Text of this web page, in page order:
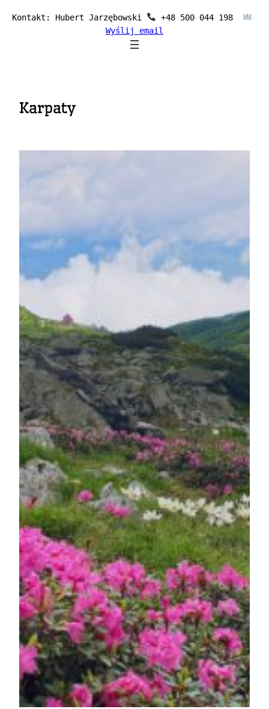
Przejdź
Kontakt: Hubert Jarzębowski
+48 500 044 198
Wyślij email
Karpaty